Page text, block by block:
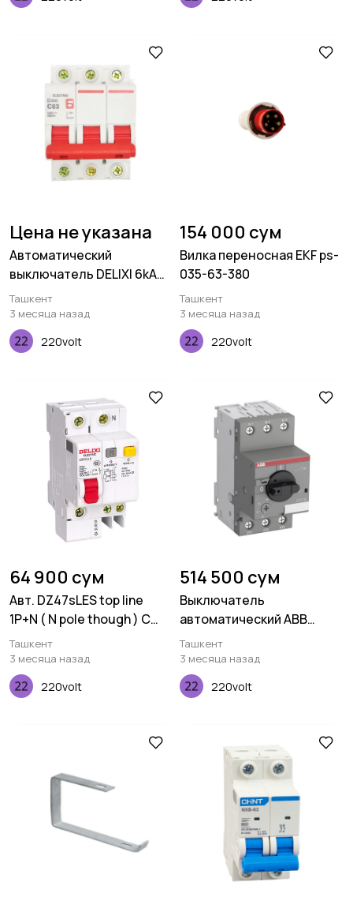
Цена не указана
Автоматический
выключатель DELIXI 6kA
CDB6i C тип 3P 2A
Ташкент
3 месяца назад
220volt
154 000 сум
Вилка переносная EKF ps-
035-63-380
Ташкент
3 месяца назад
220volt
64 900 сум
Авт. DZ47sLES top line
1P+N ( N pole though ) C
type 50A 10mA
Ташкент
3 месяца назад
220volt
514 500 сум
Выключатель
автоматический ABB
MS116-0.4 50 кА
Ташкент
3 месяца назад
220volt